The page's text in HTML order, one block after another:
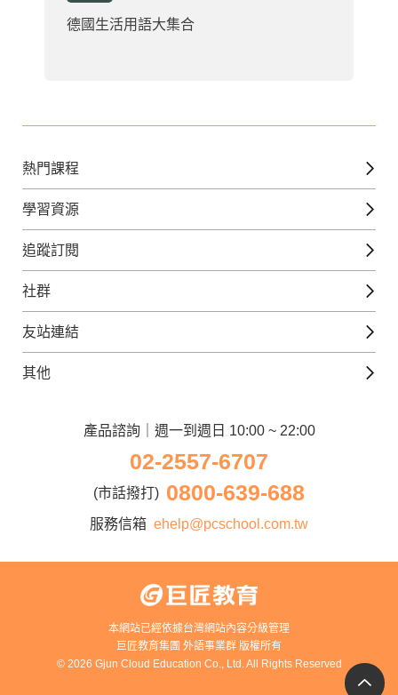
德國生活用語大集合
熱門課程
英文課程
日語課程
韓語課程
法文課程
兒童日語課程
學習資源
免費線上檢定
外語補給站
美日語數位學院
追蹤訂閱
Gjun-就醬學外語
官方Youtube
社群
英語觀光城
日語觀光城
友站連結
iWorld JR
電腦直播教學
巨匠東大日語
其他
Apply to Teach
講師登入
產品諮詢｜週一到週日 10:00 ~ 22:00
02-2557-6707
(市話撥打) 0800-639-688
服務信箱 ehelp@pcschool.com.tw
本網站已經依據台灣網站內容分級管理
巨匠教育集團 外語事業群 版權所有
© 2026 Gjun Cloud Education Co., Ltd. All Rights Reserved